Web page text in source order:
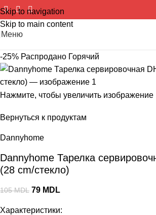
Skip to navigation
Skip to main content
Меню
-25% Распродано Горячий
Нажмите, чтобы увеличить изображение
Вернуться к продуктам
Dannyhome
Dannyhome Тарелка
(28 cm/стекло)
105MDL 79 MDL
Характеристики: